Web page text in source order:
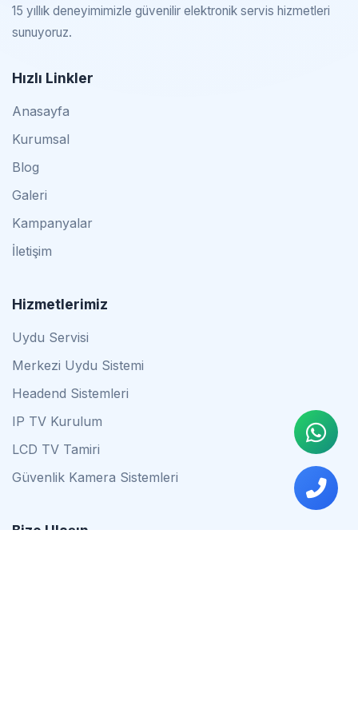
15 yıllık deneyimimizle güvenilir elektronik servis hizmetleri
sunuyoruz.
Hızlı Linkler
Anasayfa
Kurumsal
Blog
Galeri
Kampanyalar
İletişim
Hizmetlerimiz
Uydu Servisi
Merkezi Uydu Sistemi
Headend Sistemleri
IP TV Kurulum
LCD TV Tamiri
Güvenlik Kamera Sistemleri
Bize Ulaşın